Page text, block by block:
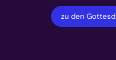
zu den